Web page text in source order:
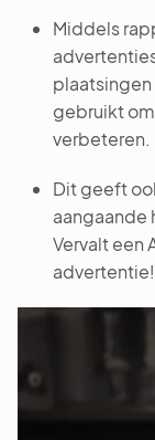
Middels
gebruikt
verbeteren.
Dit geeft
aangaande
Vervalt een